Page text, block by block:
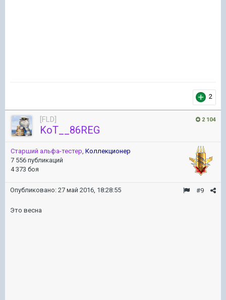
2
2 104
[FLD]
KoT__86REG
Старший альфа-тестер, Коллекционер
7 556 публикаций
4 373 боя
#9
Опубликовано: 27 май 2016, 18:28:55
Это весна